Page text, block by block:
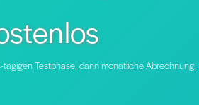
Testphase, dann monatliche Abrechnung.